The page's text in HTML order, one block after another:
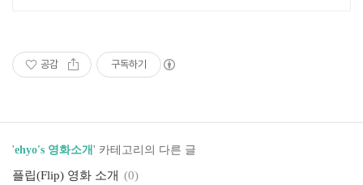
공감 구독하기
'ehyo's 영화소개 ' 카테고리의 다른 글
플립(Flip) 영화 소개 (0)